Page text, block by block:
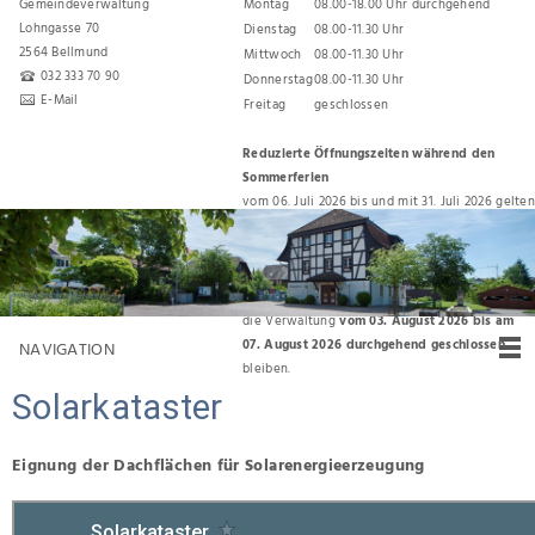
Lohngasse 70
2564 Bellmund
032 333 70 90
E-Mail
Dienstag
08.00-11.30 Uhr
Mittwoch
08.00-11.30 Uhr
Donnerstag08.00-11.30 Uhr
Freitag
geschlossen
Reduzierte Öffnungszeiten während den
Sommerferien
vom 06. Juli 2026 bis und mit 31. Juli 2026 gelten
folgende Öffnungszeiten:
Montag, Dienstag, Donnerstag 08.00 Uhr bis
11.30 Uhr
Für den Umzug zurück ins Gemeindehaus wird
die Verwaltungvom 03. August 2026 bis am
07. August 2026 durchgehend geschlossen
bleiben.
NAVIGATION
Solarkataster
Eignung der Dachflächen für Solarenergieerzeugung